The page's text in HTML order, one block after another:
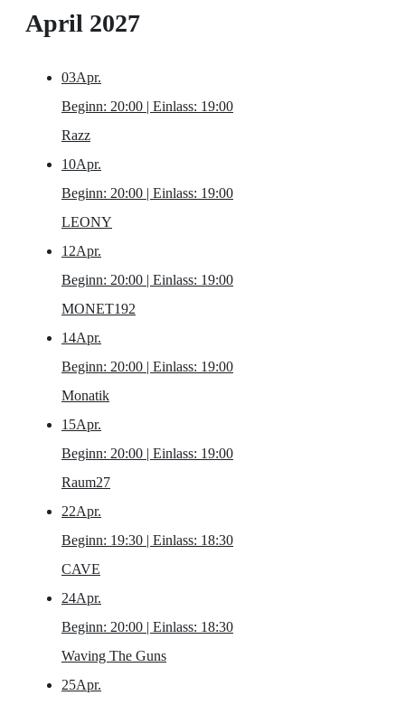
April 2027
03Apr.
Beginn: 20:00 | Einlass: 19:00
Razz
10Apr.
Beginn: 20:00 | Einlass: 19:00
LEONY
12Apr.
Beginn: 20:00 | Einlass: 19:00
MONET192
14Apr.
Beginn: 20:00 | Einlass: 19:00
Monatik
15Apr.
Beginn: 20:00 | Einlass: 19:00
Raum27
22Apr.
Beginn: 19:30 | Einlass: 18:30
CAVE
24Apr.
Beginn: 20:00 | Einlass: 18:30
Waving The Guns
25Apr.